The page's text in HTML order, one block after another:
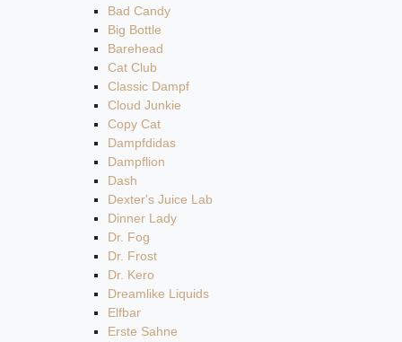
Bad Candy
Big Bottle
Barehead
Cat Club
Classic Dampf
Cloud Junkie
Copy Cat
Dampfdidas
Dampflion
Dash
Dexter's Juice Lab
Dinner Lady
Dr. Fog
Dr. Frost
Dr. Kero
Dreamlike Liquids
Elfbar
Erste Sahne